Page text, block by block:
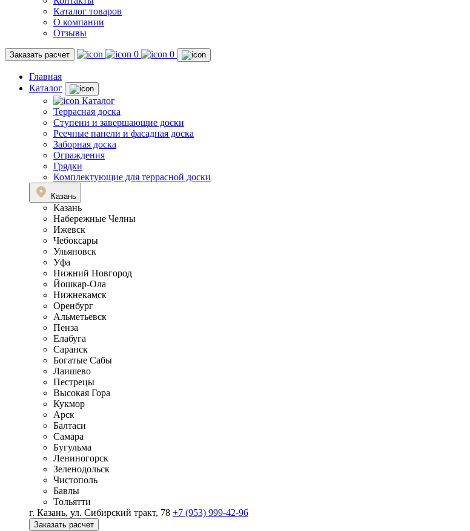
Каталог товаров
О компании
Отзывы
Заказать расчет 0 0
Главная
Каталог
Каталог
Террасная доска
Ступени и завершающие доски
Реечные панели и фасадная доска
Заборная доска
Ограждения
Грядки
Комплектующие для террасной доски
Казань
Казань
Набережные Челны
Ижевск
Чебоксары
Ульяновск
Уфа
Нижний Новгород
Йошкар-Ола
Нижнекамск
Оренбург
Альметьевск
Пенза
Елабуга
Саранск
Богатые Сабы
Лаишево
Пестрецы
Высокая Гора
Кукмор
Арск
Балтаси
Самара
Бугульма
Лениногорск
Зеленодольск
Чистополь
Бавлы
Тольятти
г. Казань, ул. Сибирский тракт, 78 +7 (953) 999-42-96
Заказать расчет